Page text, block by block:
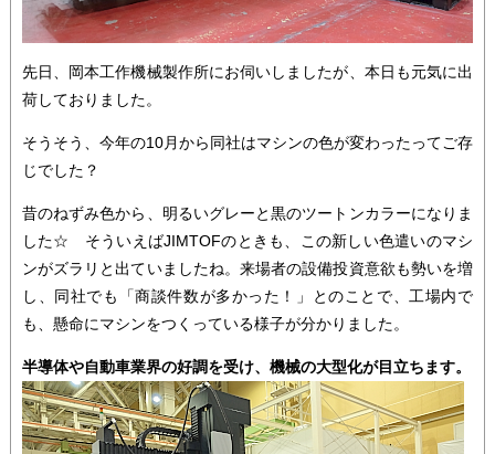
先日、岡本工作機械製作所にお伺いしましたが、本日も元気に出
荷しておりました。
そうそう、今年の10月から同社はマシンの色が変わったってご存
じでした？
昔のねずみ色から、明るいグレーと黒のツートンカラーになりま
した☆ そういえばJIMTOFのときも、この新しい色遣いのマシ
ンがズラリと出ていましたね。来場者の設備投資意欲も勢いを増
し、同社でも「商談件数が多かった！」とのことで、工場内で
も、懸命にマシンをつくっている様子が分かりました。
半導体や自動車業界の好調を受け、機械の大型化が目立ちます。